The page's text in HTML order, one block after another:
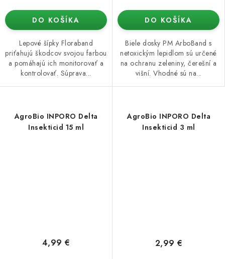
DO KOŠÍKA
Lepové šípky Floraband
priťahujú škodcov svojou farbou
a pomáhajú ich monitorovať a
kontrolovať. Súprava...
DO KOŠÍKA
Biele dosky PM ArboBand s
netoxickým lepidlom sú určené
na ochranu zeleniny, čerešní a
višní. Vhodné sú na...
AgroBio INPORO Delta
Insekticid 15 ml
4,99 €
AgroBio INPORO Delta
Insekticid 3 ml
2,99 €